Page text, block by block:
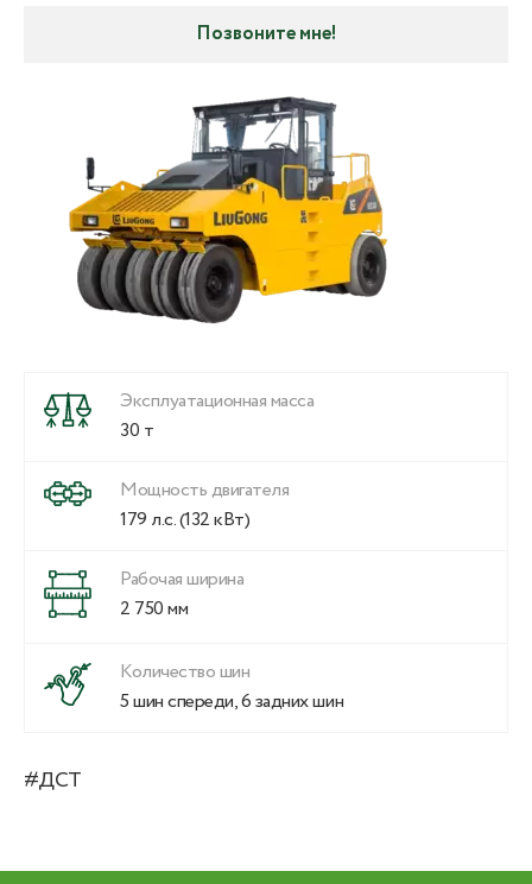
Позвоните мне!
Эксплуатационная масса
30 т
Мощность двигателя
179 л.с. (132 кВт)
Рабочая ширина
2 750 мм
Количество шин
5 шин спереди, 6 задних шин
#ДСТ